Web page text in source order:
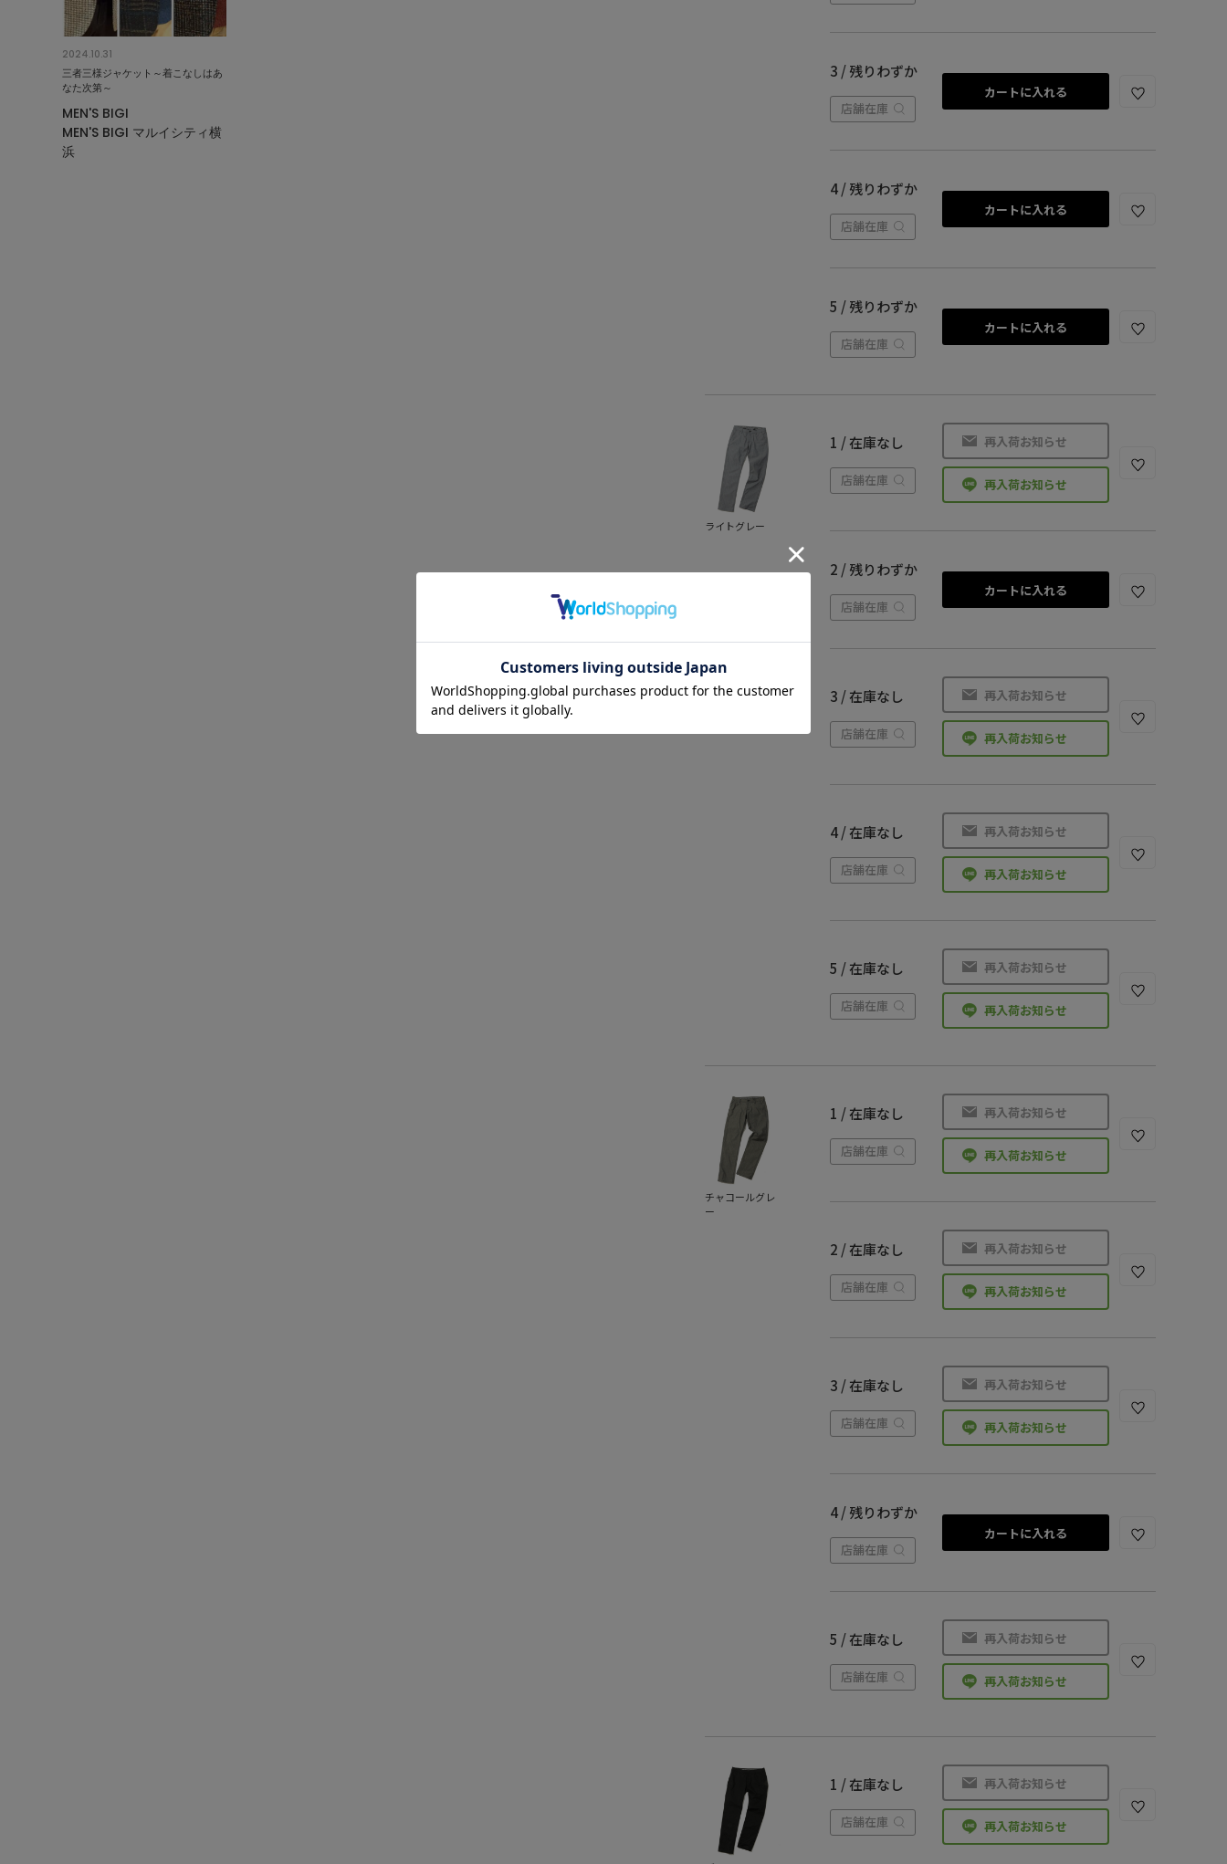
2024.10.31
三者三様ジャケット～着こなしはあ
なた次第～
MEN'S BIGI
MEN'S BIGI マルイシティ横
浜
3 / 残りわずか
店舗在庫
カートに入れる
4 / 残りわずか
店舗在庫
カートに入れる
5 / 残りわずか
店舗在庫
カートに入れる
ライトグレー
1 / 在庫なし
店舗在庫
再入荷お知らせ
再入荷お知らせ
2 / 残りわずか
店舗在庫
カートに入れる
3 / 在庫なし
店舗在庫
再入荷お知らせ
再入荷お知らせ
4 / 在庫なし
店舗在庫
再入荷お知らせ
再入荷お知らせ
5 / 在庫なし
店舗在庫
再入荷お知らせ
再入荷お知らせ
チャコールグレ
ー
1 / 在庫なし
店舗在庫
再入荷お知らせ
再入荷お知らせ
2 / 在庫なし
店舗在庫
再入荷お知らせ
再入荷お知らせ
3 / 在庫なし
店舗在庫
再入荷お知らせ
再入荷お知らせ
4 / 残りわずか
店舗在庫
カートに入れる
5 / 在庫なし
店舗在庫
再入荷お知らせ
再入荷お知らせ
1 / 在庫なし
店舗在庫
再入荷お知らせ
再入荷お知らせ